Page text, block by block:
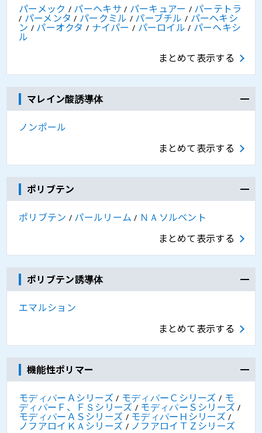
パーメック / パーヘキサ/ パーキュアー / パーテトラ
/ パーメンタ / パークミル / パーブチル / パーヘキシ
ン / パーオクタ / ナイパー / パーロイル / パーヘキシ
ル
まとめて表示する
マレイン酸誘導体
ノンポール
まとめて表示する
ポリブテン
ポリブテン / パールリーム / ＮＡソルベント
まとめて表示する
ポリブテン誘導体
エマルション
まとめて表示する
機能性ポリマー
モディパーＡシリーズ / モディパーＣシリーズ / モ
ディパーＦ、ＦＳシリーズ / モディパーＳシリーズ /
モディパーＡＳシリーズ / モディパーＨシリーズ /
ノフアロイＫＡシリーズ / ノフアロイＴＺシリーズ